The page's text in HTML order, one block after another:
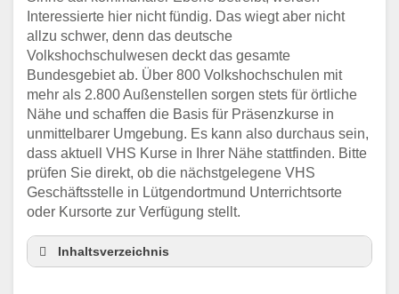
Interessierte hier nicht fündig. Das wiegt aber nicht
allzu schwer, denn das deutsche
Volkshochschulwesen deckt das gesamte
Bundesgebiet ab. Über 800 Volkshochschulen mit
mehr als 2.800 Außenstellen sorgen stets für örtliche
Nähe und schaffen die Basis für Präsenzkurse in
unmittelbarer Umgebung. Es kann also durchaus sein,
dass aktuell VHS Kurse in Ihrer Nähe stattfinden. Bitte
prüfen Sie direkt, ob die nächstgelegene VHS
Geschäftsstelle in Lütgendortmund Unterrichtsorte
oder Kursorte zur Verfügung stellt.
Inhaltsverzeichnis